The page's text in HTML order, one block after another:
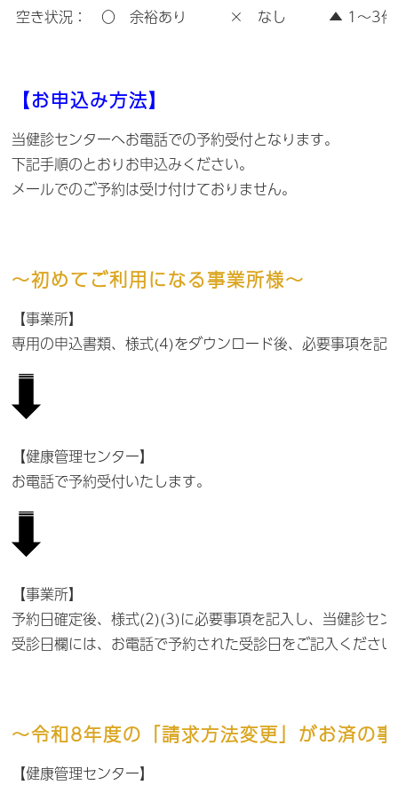
空き状況： 〇 余裕あり × なし ▲ 1～3件
【お申込み方法】
当健診センターへお電話での予約受付となります。
下記手順のとおりお申込みください。
メールでのご予約は受け付けておりません。
～初めてご利用になる事業所様～
【事業所】
専用の申込書類、様式(4)をダウンロード後、必要事項を
【健康管理センター】
お電話で予約受付いたします。
【事業所】
予約日確定後、様式(2)(3)に必要事項を記入し、当健診セ
受診日欄には、お電話で予約された受診日をご記入くださ
～令和8年度の「請求方法変更」がお済の
【健康管理センター】